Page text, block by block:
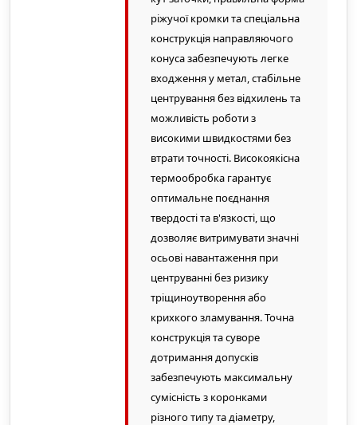
ріжучої кромки та спеціальна
конструкція направляючого
конуса забезпечують легке
входження у метал, стабільне
центрування без відхилень та
можливість роботи з
високими швидкостями без
втрати точності. Високоякісна
термообробка гарантує
оптимальне поєднання
твердості та в'язкості, що
дозволяє витримувати значні
осьові навантаження при
центруванні без ризику
тріщиноутворення або
крихкого зламування. Точна
конструкція та суворе
дотримання допусків
забезпечують максимальну
сумісність з коронками
різного типу та діаметру,